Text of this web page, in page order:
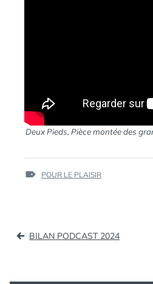
Deux Pieds, Pièce montée des
ÉTIQUETTES :
POUR LE PLAISIR
Navigation
BILAN PODCAST 2024